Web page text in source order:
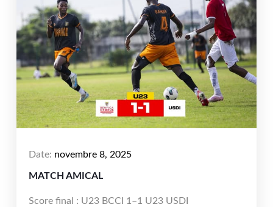
Date: novembre 8, 2025
MATCH AMICAL
Score final : U23 BCCI 1–1 U23 USDI